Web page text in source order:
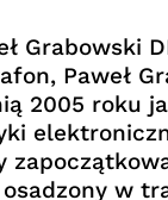
Grabowski
Paweł
2005 roku
osadzony w